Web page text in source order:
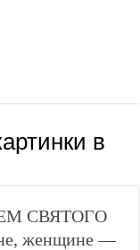
в
СВЯТОГО
женщине —